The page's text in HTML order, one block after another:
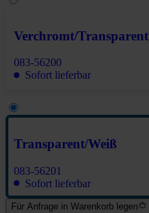
Verchromt/Transparent
083-56200
Sofort lieferbar
Transparent/Weiß
083-56201
Sofort lieferbar
Für Anfrage in Warenkorb legen